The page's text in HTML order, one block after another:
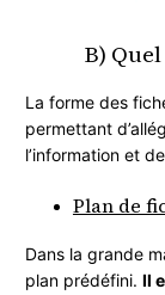
B)
La forme des
permettant
l’information et
Plan de
Dans la grande
plan prédéfini. Il